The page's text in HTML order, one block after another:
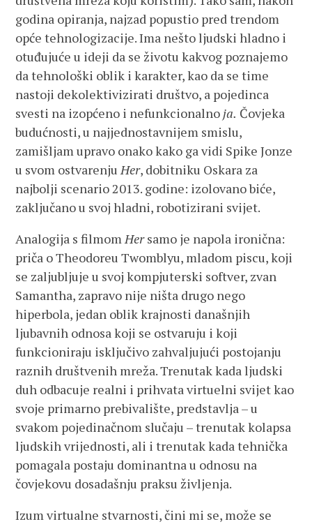
godina opiranja, najzad popustio pred trendom
opće tehnologizacije. Ima nešto ljudski hladno i
otuđujuće u ideji da se životu kakvog poznajemo
da tehnološki oblik i karakter, kao da se time
nastoji dekolektivizirati društvo, a pojedinca
svesti na izopćeno i nefunkcionalnoja. Čovjeka
budućnosti, u najjednostavnijem smislu,
zamišljam upravo onako kako ga vidi Spike Jonze
u svom ostvarenjuHer, dobitniku Oskara za
najbolji scenario 2013. godine: izolovano biće,
zaključano u svoj hladni, robotizirani svijet.
Analogija s filmomHersamo je napola ironična:
priča o Theodoreu Twomblyu, mladom piscu, koji
se zaljubljuje u svoj kompjuterski softver, zvan
Samantha, zapravo nije ništa drugo nego
hiperbola, jedan oblik krajnosti današnjih
ljubavnih odnosa koji se ostvaruju i koji
funkcioniraju isključivo zahvaljujući postojanju
raznih društvenih mreža. Trenutak kada ljudski
duh odbacuje realni i prihvata virtuelni svijet kao
svoje primarno prebivalište, predstavlja – u
svakom pojedinačnom slučaju – trenutak kolapsa
ljudskih vrijednosti, ali i trenutak kada tehnička
pomagala postaju dominantna u odnosu na
čovjekovu dosadašnju praksu življenja.
Izum virtualne stvarnosti, čini mi se, može se